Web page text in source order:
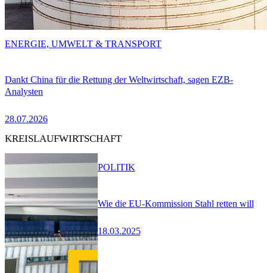
Dankt China für die Rettung der Weltwirtschaft, sagen EZB-
Analysten
28.07.2026
ENERGIE, UMWELT & TRANSPORT
KREISLAUFWIRTSCHAFT
Wie die EU-Kommission Stahl retten will
18.03.2025
POLITIK